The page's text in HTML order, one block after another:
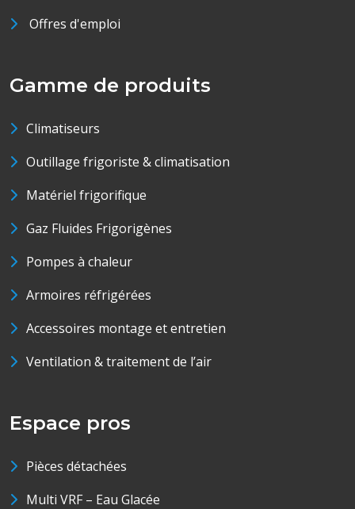
Offres d'emploi
Gamme de produits
Climatiseurs
Outillage frigoriste & climatisation
Matériel frigorifique
Gaz Fluides Frigorigènes
Pompes à chaleur
Armoires réfrigérées
Accessoires montage et entretien
Ventilation & traitement de l’air
Espace pros
Pièces détachées
Multi VRF – Eau Glacée